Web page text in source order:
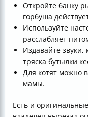
Откройте банку
горбуша
Используйте
расслабляет
Издавайте
тряска бутылки
Для котят можно
мамы.
Есть и